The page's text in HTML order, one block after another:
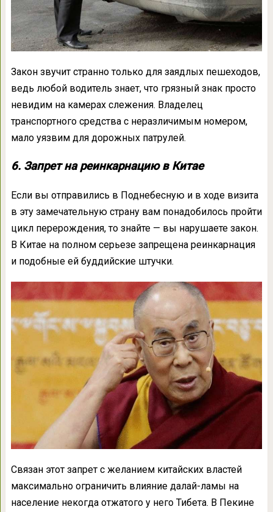
Закон звучит странно только для заядлых пешеходов,
ведь любой водитель знает, что грязный знак просто
невидим на камерах слежения. Владелец
транспортного средства с неразличимым номером,
мало уязвим для дорожных патрулей.
6. Запрет на реинкарнацию в Китае
Если вы отправились в Поднебесную и в ходе визита
в эту замечательную страну вам понадобилось пройти
цикл перерождения, то знайте — вы нарушаете закон.
В Китае на полном серьезе запрещена реинкарнация
и подобные ей буддийские штучки.
Связан этот запрет с желанием китайских властей
максимально ограничить влияние далай-ламы на
население некогда отжатого у него Тибета. В Пекине